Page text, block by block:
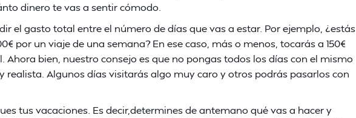
dinero te vas a sentir cómodo.
el gasto total entre el número de días que vas a estar. Por ejemplo, ¿estás
por un viaje de una semana? En ese caso, más o menos, tocarás a 150€
Ahora bien, nuestro consejo es que no pongas todos los días con el mismo
realista. Algunos días visitarás algo muy caro y otros podrás pasarlos con
tus vacaciones. Es decir,determines de antemano qué vas a hacer y